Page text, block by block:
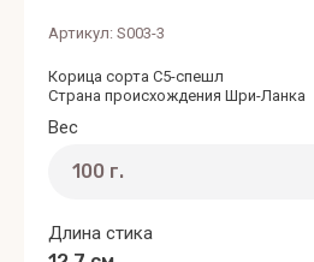
Артикул: S003-3
Корица сорта С5-спешл
Страна происхождения Шри-Ланка
Вес
Длина стика